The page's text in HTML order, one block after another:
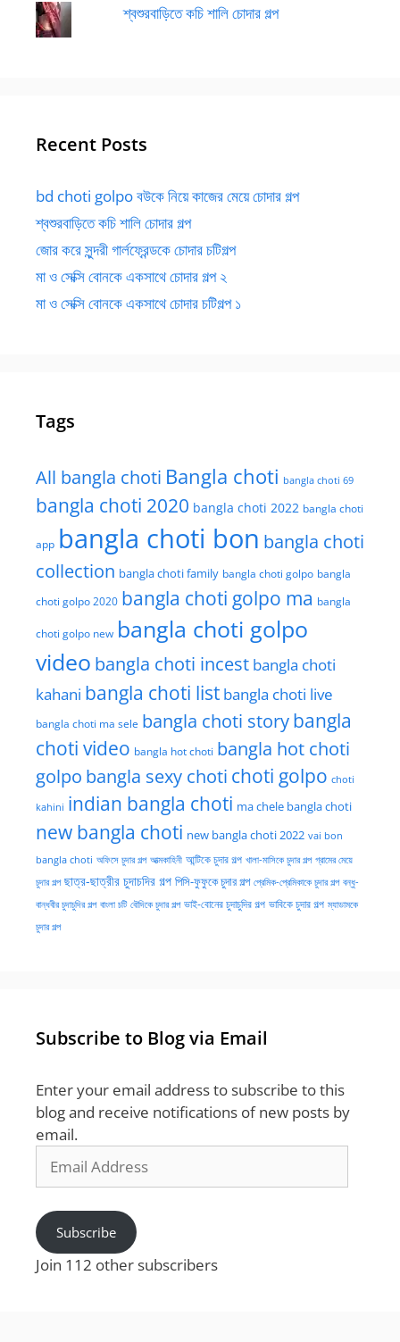
শ্বশুরবাড়িতে কচি শালি চোদার গল্প
Recent Posts
bd choti golpo বউকে নিয়ে কাজের মেয়ে চোদার গল্প
শ্বশুরবাড়িতে কচি শালি চোদার গল্প
জোর করে সুন্দরী গার্লফ্রেন্ডকে চোদার চটিগল্প
মা ও সেক্সি বোনকে একসাথে চোদার গল্প ২
মা ও সেক্সি বোনকে একসাথে চোদার চটিগল্প ১
Tags
All bangla choti Bangla choti bangla choti 69
bangla choti 2020 bangla choti 2022 bangla choti
app bangla choti bon bangla choti
collection bangla choti family bangla choti golpo bangla
choti golpo 2020 bangla choti golpo ma bangla
choti golpo new bangla choti golpo
video bangla choti incest bangla choti
kahani bangla choti list bangla choti live
bangla choti ma sele bangla choti storybangla
choti video bangla hot choti bangla hot choti
golpo bangla sexy choti choti golpo choti
kahini indian bangla choti ma chele bangla choti
new bangla choti new bangla choti 2022 vai bon
bangla choti অফিসে চুদার গল্প আত্মকাহিনী আন্টিকে চুদার গল্প খালা-মাসিকে চুদার গল্প গ্রামের মেয়ে
চুদার গল্প ছাত্র-ছাত্রীর চুদাচদির গল্প পিসি-ফুফুকে চুদার গল্প প্রেমিক-প্রেমিকাকে চুদার গল্প বন্ধু-
বান্ধবীর চুদাচুদির গল্প বাংলা চটি বৌদিকে চুদার গল্প ভাই-বোনের চুদাচুদির গল্প ভাবিকে চুদার গল্প ম্যাডামকে
চুদার গল্প
Subscribe to Blog via Email
Enter your email address to subscribe to this
blog and receive notifications of new posts by
email.
Address
Subscribe
Join 112 other subscribers